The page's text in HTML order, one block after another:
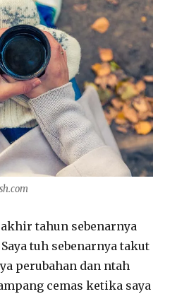
tahun sebenarnya
tuh sebenarnya takut
perubahan dan ntah
cemas ketika saya